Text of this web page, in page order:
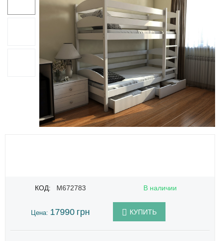
КОД: M672783 В наличии
Цена: 17990 грн КУПИТЬ